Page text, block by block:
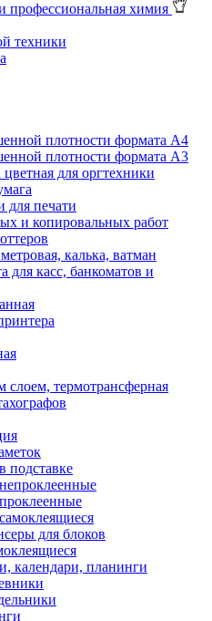
профессиональная химия
техники
плотности формата А4
плотности формата А3
цветная для оргтехники
для печати
и копировальных работ
калька, ватман
для касс, банкоматов и
термотрансферная
подставке
для блоков
календари, планинги